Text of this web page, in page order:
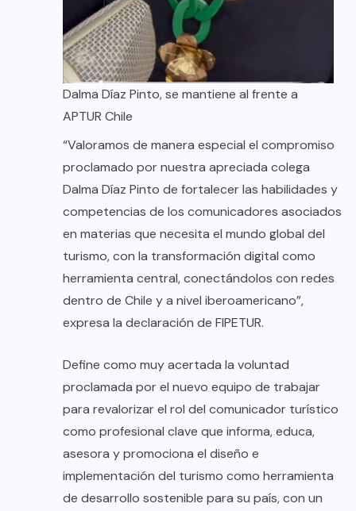
Dalma Díaz Pinto, se mantiene al frente a
APTUR Chile
“Valoramos de manera especial el compromiso
proclamado por nuestra apreciada colega
Dalma Díaz Pinto de fortalecer las habilidades y
competencias de los comunicadores asociados
en materias que necesita el mundo global del
turismo, con la transformación digital como
herramienta central, conectándolos con redes
dentro de Chile y a nivel iberoamericano”,
expresa la declaración de FIPETUR.
Define como muy acertada la voluntad
proclamada por el nuevo equipo de trabajar
para revalorizar el rol del comunicador turístico
como profesional clave que informa, educa,
asesora y promociona el diseño e
implementación del turismo como herramienta
de desarrollo sostenible para su país, con un